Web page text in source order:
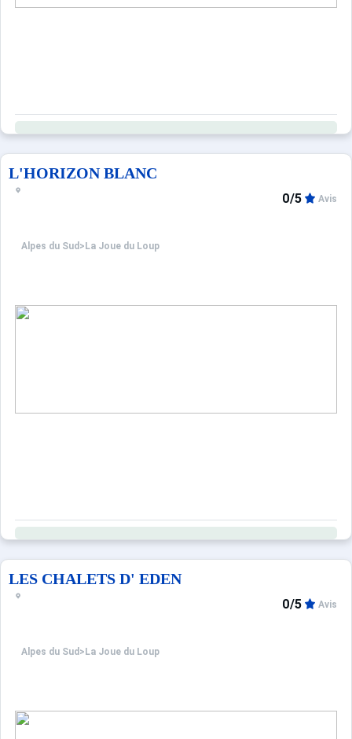
L'HORIZON BLANC
Alpes du Sud > La Joue du Loup
0/5 Avis
LES CHALETS D' EDEN
Alpes du Sud > La Joue du Loup
0/5 Avis